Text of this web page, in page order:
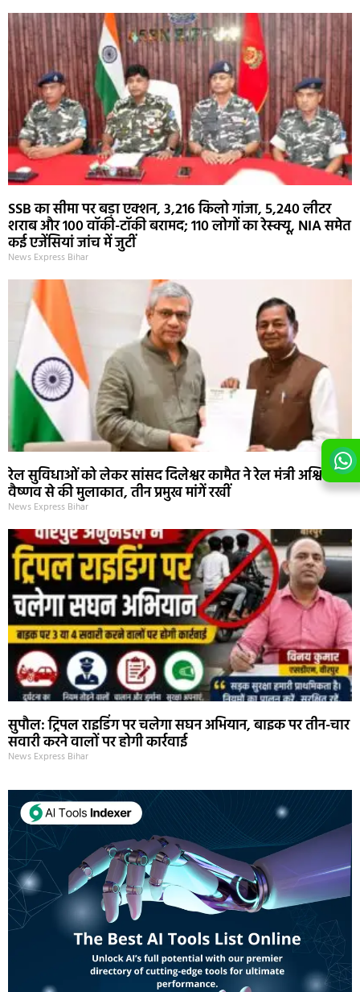
SSB का सीमा पर बड़ा एक्शन, 3,216 किलो गांजा, 5,240 लीटर
शराब और 100 वॉकी-टॉकी बरामद; 110 लोगों का रेस्क्यू, NIA समेत
कई एजेंसियां जांच में जुटीं
News Express Bihar
रेल सुविधाओं को लेकर सांसद दिलेश्वर कामैत ने रेल मंत्री अश्विनी
वैष्णव से की मुलाकात, तीन प्रमुख मांगें रखीं
News Express Bihar
सुपौल: ट्रिपल राइडिंग पर चलेगा सघन अभियान, बाइक पर तीन-चार
सवारी करने वालों पर होगी कार्रवाई
News Express Bihar